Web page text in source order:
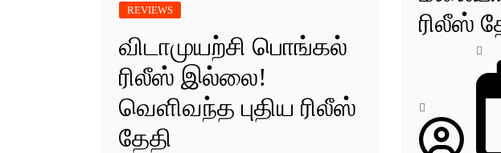
REVIEWS
விடாமுயற்சி பொங்கல்
ரிலீஸ் இல்லை!
வெளிவந்த புதிய ரிலீஸ்
தேதி
ரிலீஸ்